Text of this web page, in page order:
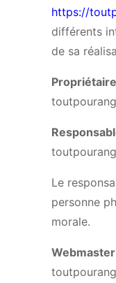
https://
différents
de sa
Propriétaire
Le
personne
morale.
Webmaster